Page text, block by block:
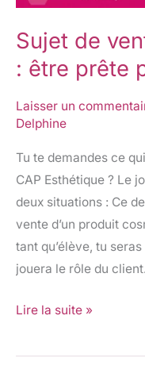
Sujet de
: être prête
Laisser un
Delphine
Tu te demandes ce
CAP Esthétique ? Le
deux situations : Ce
vente d’un produit
tant qu’élève, tu
jouera le rôle du
être
prête
pour
l’oral
Lire la suite »